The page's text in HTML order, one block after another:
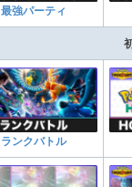
最強パーティ
ランクバトル